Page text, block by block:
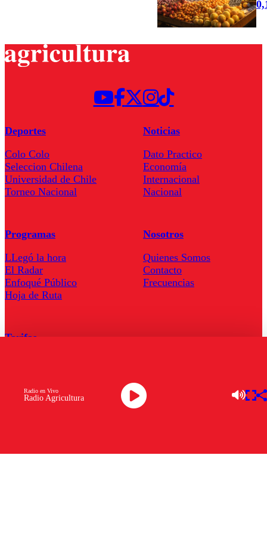
Radio Agricultura
Radio en Vivo
Deportes
Colo Colo
Seleccion Chilena
Universidad de Chile
Torneo Nacional
Noticias
Dato Practico
Economía
Internacional
Nacional
Programas
LLegó la hora
El Radar
Enfoqué Público
Hoja de Ruta
Nosotros
Quienes Somos
Contacto
Frecuencias
Tarifas
Descarga la APP